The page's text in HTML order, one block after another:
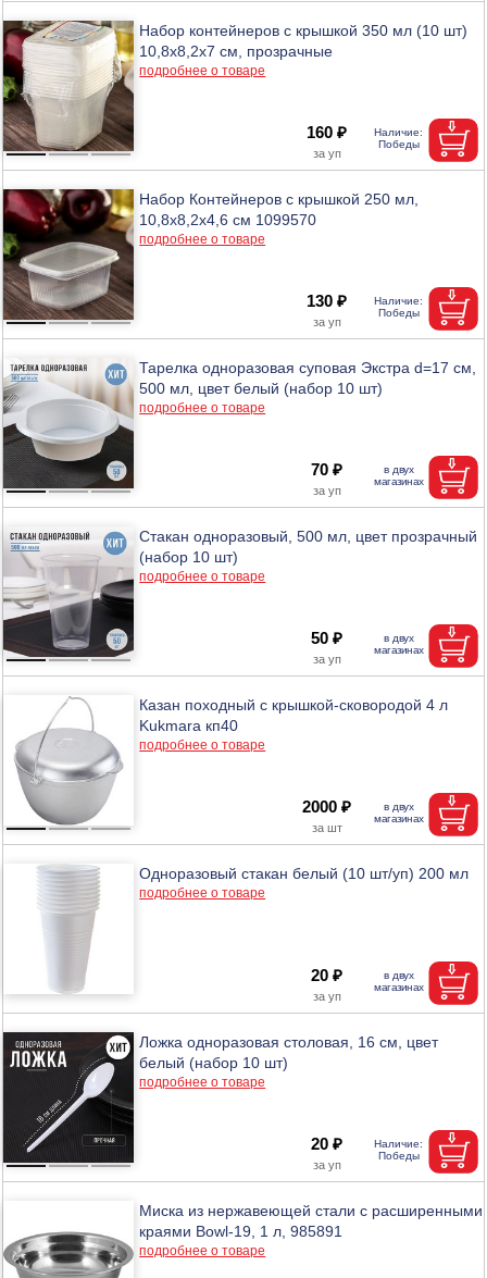
Набор контейнеров с крышкой 350 мл (10 шт)
10,8х8,2х7 см, прозрачные
подробнее о товаре
160 ₽
Набор Контейнеров с крышкой 250 мл,
10,8х8,2х4,6 см 1099570
подробнее о товаре
130 ₽
Тарелка одноразовая суповая Экстра d=17 см,
500 мл, цвет белый (набор 10 шт)
подробнее о товаре
70 ₽
Стакан одноразовый, 500 мл, цвет прозрачный
(набор 10 шт)
подробнее о товаре
50 ₽
Казан походный с крышкой-сковородой 4 л
Kukmara кп40
подробнее о товаре
2000 ₽
Одноразовый стакан белый (10 шт/уп) 200 мл
подробнее о товаре
20 ₽
Ложка одноразовая столовая, 16 см, цвет
белый (набор 10 шт)
подробнее о товаре
20 ₽
Миска из нержавеющей стали с расширенными
краями Bowl-19, 1 л, 985891
подробнее о товаре